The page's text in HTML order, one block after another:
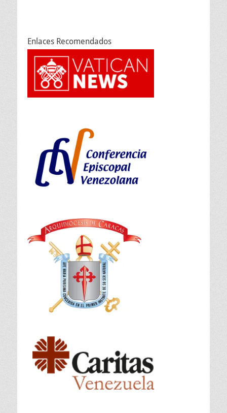
Enlaces Recomendados